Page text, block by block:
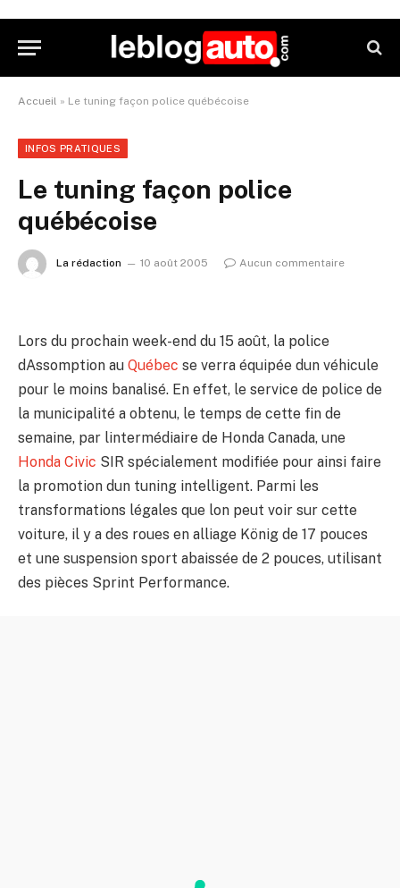
Accueil » Le tuning façon police québécoise
INFOS PRATIQUES
Le tuning façon police
québécoise
La rédaction 10 août 2005 Aucun commentaire
Lors du prochain week-end du 15 août, la police
dAssomption au Québec se verra équipée dun véhicule
pour le moins banalisé. En effet, le service de police de
la municipalité a obtenu, le temps de cette fin de
semaine, par lintermédiaire de Honda Canada, une
Honda Civic SIR spécialement modifiée pour ainsi faire
la promotion dun tuning intelligent. Parmi les
transformations légales que lon peut voir sur cette
voiture, il y a des roues en alliage König de 17 pouces
et une suspension sport abaissée de 2 pouces, utilisant
des pièces Sprint Performance.